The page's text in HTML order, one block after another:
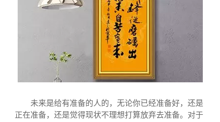
未来是给有准备的人的，无论你已经准备好，还是
正在准备，还是觉得现状不理想打算放弃去准备。对于